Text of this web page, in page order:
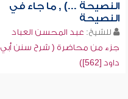
النصيحة ...) , ما جاء في
النصيحة
للشيخ: عبد المحسن العباد
جزء من محاضرة ( شرح سنن أبي
داود [562])